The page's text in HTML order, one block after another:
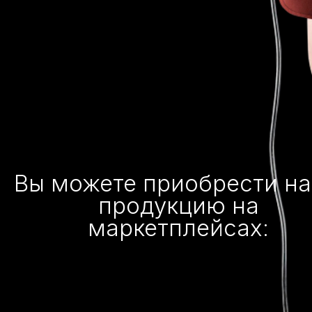
Вы можете приобрести
продукцию на
маркетплейсах: